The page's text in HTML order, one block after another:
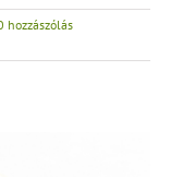
hozzászólás